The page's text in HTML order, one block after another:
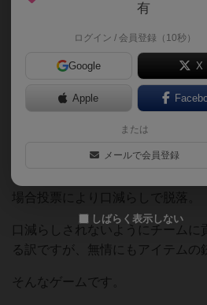
ハチャメチャ感もありつつ裏切り
皆で「水」、「食料」、「脱出用
の３つを確保しなければならない
しかし、人数に対して明らかに物
場合投票により口減らしで脱落。
口減らしされないようにチームに
る訳ですが、無情にもアイテムの
そんなゲームです。
有
ログイン / 会員登録（10秒）
Google X
Apple
または
メールで会員登録
しばらく表示しない